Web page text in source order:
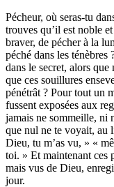
Pécheur, où seras-tu
trouves qu’il est noble
braver, de pécher à la
péché dans les ténèbres
dans le secret, alors
que ces souillures
pénétrât ? Pour tout un
fussent exposées aux
jamais ne sommeille, ni
que nul ne te voyait, au
Dieu, tu m’as vu, » «
toi. » Et maintenant ces
mais vus de Dieu,
jour.